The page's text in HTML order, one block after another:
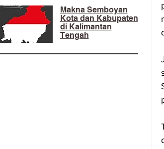
Makna Semboyan
Kota dan Kabupaten
di Kalimantan
Tengah